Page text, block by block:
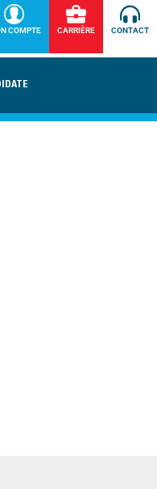
COMPTE CARRIÈRE CONTACT